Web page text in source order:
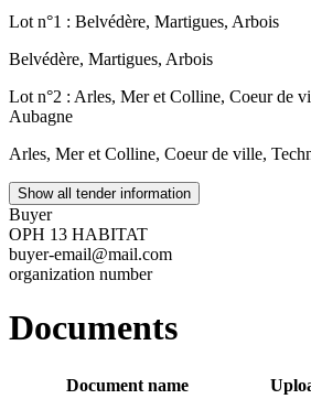
Lot n°1 : Belvédère, Martigues, Arbois
Belvédère, Martigues, Arbois
Lot n°2 : Arles, Mer et Colline, Coeur de
Aubagne
Arles, Mer et Colline, Coeur de ville,
Show all tender information
Buyer
OPH 13 HABITAT
buyer-email@mail.com
organization number
Documents
Document name